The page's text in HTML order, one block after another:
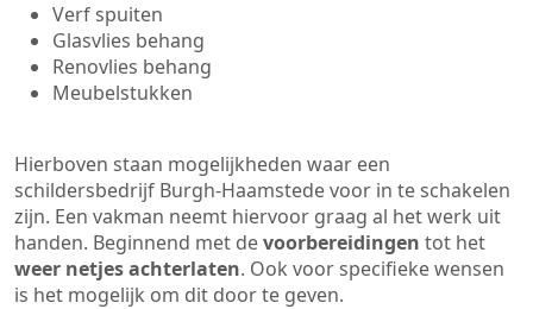
Verf spuiten
Glasvlies behang
Renovlies behang
Meubelstukken
Hierboven staan mogelijkheden waar een
schildersbedrijf Burgh-Haamstede voor in te schakelen
zijn. Een vakman neemt hiervoor graag al het werk uit
handen. Beginnend met devoorbereidingen tot het
weer netjes achterlaten. Ook voor specifieke wensen
is het mogelijk om dit door te geven.